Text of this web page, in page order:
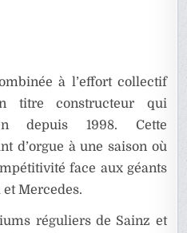
à l’effort collectif
titre constructeur qui
depuis 1998. Cette
d’orgue à une saison où
face aux géants
Mercedes.
réguliers de Sainz et